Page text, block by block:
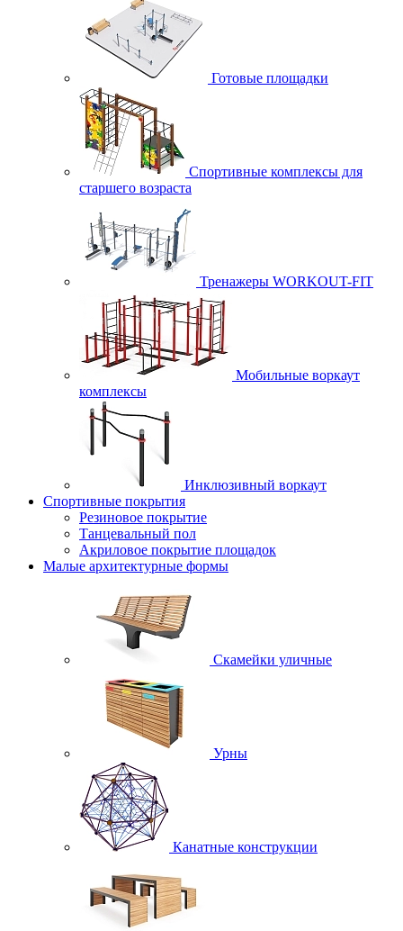
Готовые площадки
Спортивные комплексы для
старшего возраста
Тренажеры WORKOUT-FIT
Мобильные воркаут
комплексы
Инклюзивный воркаут
Спортивные покрытия
Резиновое покрытие
Танцевальный пол
Акриловое покрытие площадок
Малые архитектурные формы
Скамейки уличные
Урны
Канатные конструкции